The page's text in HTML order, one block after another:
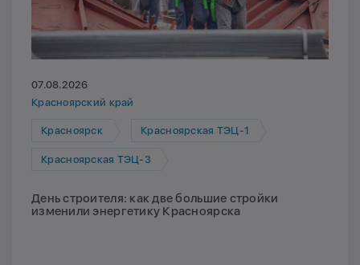
07.08.2026
Красноярский край
Красноярск Красноярская ТЭЦ-1
Красноярская ТЭЦ-3
День строителя: как две большие стройки
изменили энергетику Красноярска